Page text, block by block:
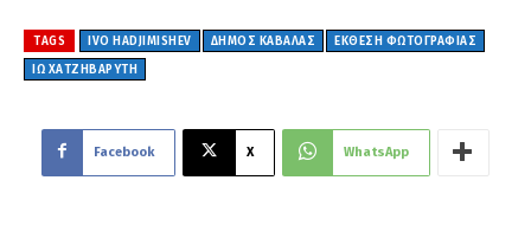
TAGS IVO HADJIMISHEV ΔΗΜΟΣ ΚΑΒΑΛΑΣ
ΕΚΘΕΣΗ ΦΩΤΟΓΡΑΦΙΑΣ
ΙΩ ΧΑΤΖΗΒΑΡΥΤΗ
Facebook X WhatsApp